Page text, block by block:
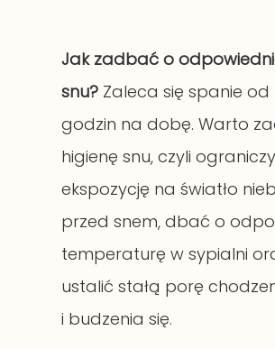
Jak zadbać o
snu? Zaleca się spanie od
godzin na dobę. Warto
higienę snu, czyli
ekspozycję na światło
przed snem, dbać o
temperaturę w sypialni
ustalić stałą porę
i budzenia się.